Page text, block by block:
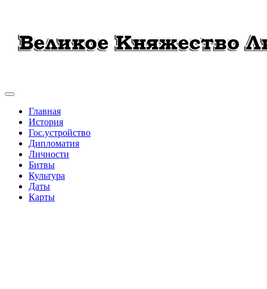
Главная
История
Гос.устройство
Дипломатия
Личности
Битвы
Культура
Даты
Карты